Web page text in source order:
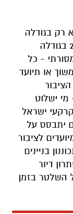
רק בגודלה
של אשדוד שיכולה להפוך לעיר ה2,3 בגודלה
- כל
או תיועד
ישלוט
ישראל
יתבסס על
לציבור
בניינים
דיור
השלטר בזמן